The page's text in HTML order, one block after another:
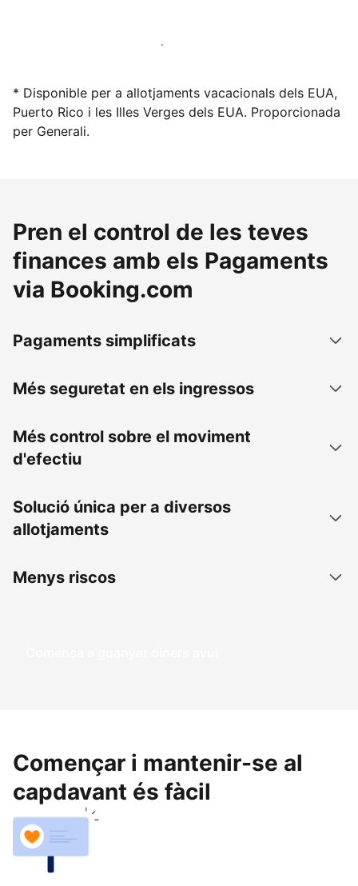
Lloga l'allotjament amb nosaltres avui mateix
* Disponible per a allotjaments vacacionals dels EUA,
Puerto Rico i les Illes Verges dels EUA. Proporcionada
per Generali.
Pren el control de les teves
finances amb els Pagaments
via Booking.com
Pagaments simplificats
Més seguretat en els ingressos
Més control sobre el moviment
d'efectiu
Solució única per a diversos
allotjaments
Menys riscos
Comença a guanyar diners avui
Començar i mantenir-se al
capdavant és fàcil